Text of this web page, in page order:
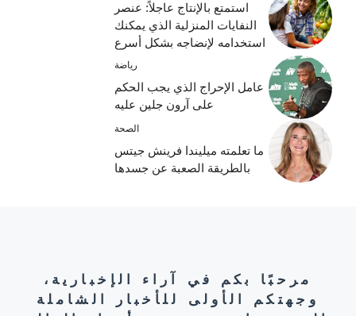
استمتع بالإنتاج عاجلاً: عنصر
النفايات المنزلية الذي يمكنك
استخدامه لإنضاجه بشكل أسرع
رياضة
عامل الإحراج الذي يجب الحكم
على آرون جلين عليه
الصحة
ما تعلمته ميليندا فرينش جيتس
بالطريقة الصعبة عن جسدها
مرحبًا بكم في آراء الإخبارية،
وجهتكم الأولى للأخبار الشاملة